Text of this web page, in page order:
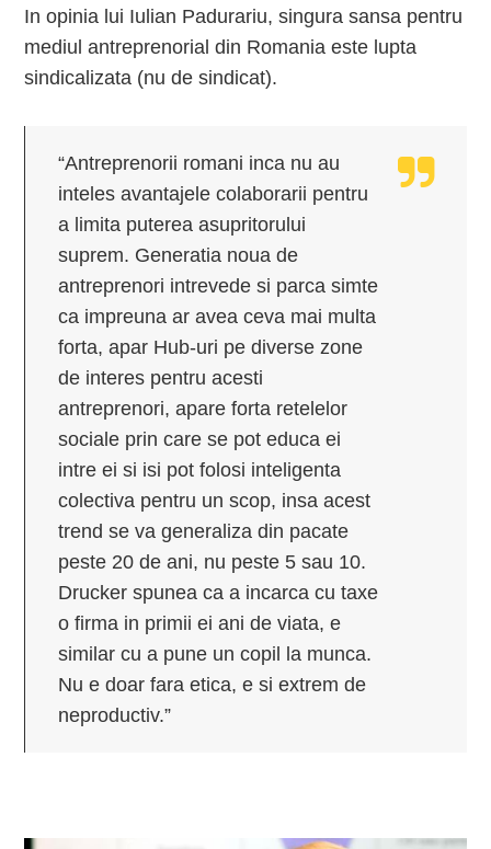
In opinia lui Iulian Padurariu, singura sansa pentru
mediul antreprenorial din Romania este lupta
sindicalizata (nu de sindicat).
“Antreprenorii romani inca nu au
inteles avantajele colaborarii pentru
a limita puterea asupritorului
suprem. Generatia noua de
antreprenori intrevede si parca simte
ca impreuna ar avea ceva mai multa
forta, apar Hub-uri pe diverse zone
de interes pentru acesti
antreprenori, apare forta retelelor
sociale prin care se pot educa ei
intre ei si isi pot folosi inteligenta
colectiva pentru un scop, insa acest
trend se va generaliza din pacate
peste 20 de ani, nu peste 5 sau 10.
Drucker spunea ca a incarca cu taxe
o firma in primii ei ani de viata, e
similar cu a pune un copil la munca.
Nu e doar fara etica, e si extrem de
neproductiv.”